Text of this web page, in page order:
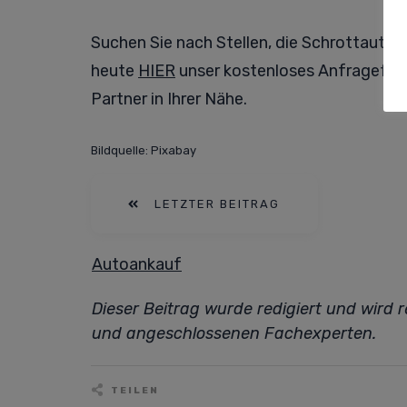
Suchen Sie nach Stellen, die
heute HIER unser kostenloses
Partner in Ihrer Nähe.
Bildquelle: Pixabay
LETZTER BEITRAG
Autoankauf
Dieser Beitrag wurde redigiert und wird
und angeschlossenen Fachexperten.
TEILEN